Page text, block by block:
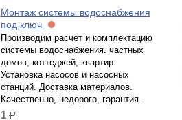
Монтаж системы водоснабжения
под ключ
Производим расчет и комплектацию
системы водоснабжения. частных
домов, коттеджей, квартир.
Установка насосов и насосных
станций. Доставка материалов.
Качественно, недорого, гарантия.
1 р.